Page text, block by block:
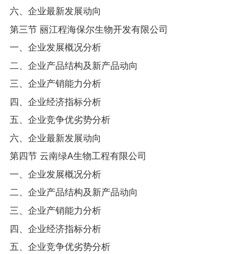
六、企业最新发展动向
第三节 丽江程海保尔生物开发有限公司
一、企业发展概况分析
二、企业产品结构及新产品动向
三、企业产销能力分析
四、企业经济指标分析
五、企业竞争优劣势分析
六、企业最新发展动向
第四节 云南绿A生物工程有限公司
一、企业发展概况分析
二、企业产品结构及新产品动向
三、企业产销能力分析
四、企业经济指标分析
五、企业竞争优劣势分析